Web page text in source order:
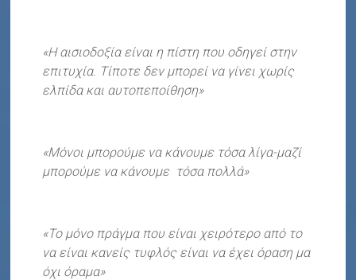
«Η αισιοδοξία είναι η πίστη που οδηγεί στην
επιτυχία. Τίποτε δεν μπορεί να γίνει χωρίς
ελπίδα και αυτοπεποίθηση»
«Μόνοι μπορούμε να κάνουμε τόσα λίγα-μαζί
μπορούμε να κάνουμε τόσα πολλά»
«Το μόνο πράγμα που είναι χειρότερο από το
να είναι κανείς τυφλός είναι να έχει όραση μα
όχι όραμα»